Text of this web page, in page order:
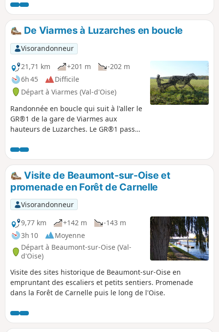
De Viarmes à Luzarches en boucle
Visorandonneur
21,71 km
+201 m
-202 m
6h 45
Difficile
Départ à Viarmes (Val-d'Oise)
Randonnée en boucle qui suit à l'aller le
GR®1 de la gare de Viarmes aux
hauteurs de Luzarches. Le GR®1 passe
greens du Golf de Mont Griffon. Pour le
retour, le parcours traverse le Bois de
Bonnet puis le Hameau de Baillon, tout
proche de l'Abbaye de Royaumont.
Visite de Beaumont-sur-Oise et
promenade en Forêt de Carnelle
Visorandonneur
9,77 km
+142 m
-143 m
3h 10
Moyenne
Départ à Beaumont-sur-Oise (Val-
d'Oise)
Visite des sites historique de Beaumont-sur-Oise en
empruntant des escaliers et petits sentiers. Promenade
dans la Forêt de Carnelle puis le long de l'Oise.